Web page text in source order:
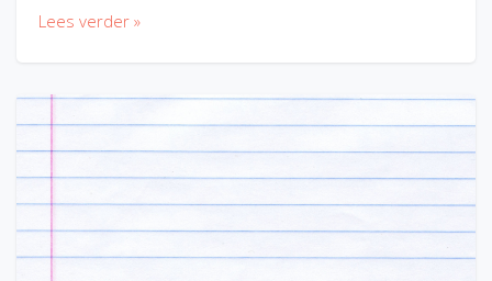
Lees verder »